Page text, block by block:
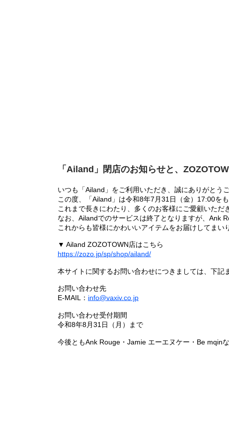
「Ailand」閉店のお知らせと、
いつも「Ailand」をご利用いただき、誠にありがとうご
この度、「Ailand」は令和8年7月31日（金）17:00を
これまで長きにわたり、多くのお客様にご愛顧いただ
なお、Ailandでのサービスは終了となりますが、Ank
これからも皆様にかわいいアイテムをお届けしてまい
▼ Ailand ZOZOTOWN店はこちら
https://zozo.jp/sp/shop/ailand/
本サイトに関するお問い合わせにつきましては、下記
お問い合わせ先
E-MAIL： info@vaxiv.co.jp
お問い合わせ受付期間
令和8年8月31日（月）まで
今後ともAnk Rouge・Jamie エーエヌケー・Be mqin